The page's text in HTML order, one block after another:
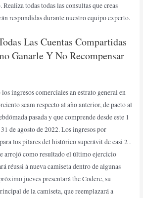
Realiza todas todas las consultas que creas
respondidas durante nuestro equipo experto.
Las Cuentas Compartidas
Ganarle Y No Recompensar
ingresos comerciales an estrato general en
scam respecto al año anterior, de pacto al
pasada y que comprende desde este 1
de agosto de 2022. Los ingresos por
los pilares del histórico superávit de casi 2 .
arrojó como resultado el último ejercicio
réussi à nueva camiseta dentro de algunas
jueves presentará the Codere, su
de la camiseta, que reemplazará a